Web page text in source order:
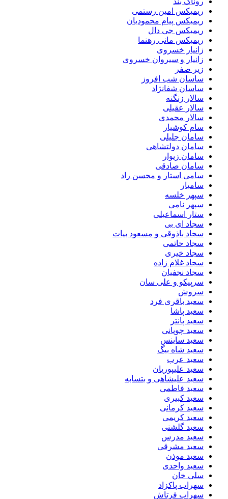
ریمیکس امین رستمی
ریمیکس پیام محمودیان
ریمیکس جی دال
ریمیکس مانی رهنما
زانیار خسروی
زانیار و سیروان خسروی
زیر صفر
ساسان شب افروز
ساسان شفانژاد
سالار زنگنه
سالار عقیلی
سالار محمدی
سام کوشیار
سامان جلیلی
سامان دولتشاهی
سامان زیوار
سامان صادقی
سامی استار و محسن راد
سامیار
سپهر خلسه
سپهر نامی
ستار اسماعیلی
سجاد ای بی
سجاد باذوقی و مسعود بیات
سجاد حاتمی
سجاد خیری
سجاد غلام زاده
سجاد نجفیان
سرپیکو و علی سان
سروش
سعید باقری فرد
سعید پاشا
سعید پانتر
سعید چوپانی
سعید ساینس
سعید شاه بیگ
سعید عرب
سعید علیپوریان
سعید علیشاهی و بتسابه
سعید فاطمی
سعید کبیری
سعید کرمانی
سعید کریمی
سعید گلشنی
سعید مدرس
سعید مشرقی
سعید موذن
سعید واحدی
سلی خان
سهراب پاکزاد
سهراب فرتاش